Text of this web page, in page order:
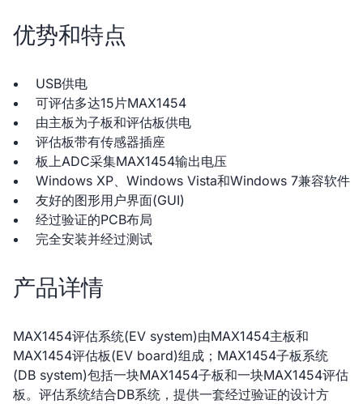
优势和特点
USB供电
可评估多达15片MAX1454
由主板为子板和评估板供电
评估板带有传感器插座
板上ADC采集MAX1454输出电压
Windows XP、Windows Vista和Windows 7兼容软件
友好的图形用户界面(GUI)
经过验证的PCB布局
完全安装并经过测试
产品详情
MAX1454评估系统(EV system)由MAX1454主板和
MAX1454评估板(EV board)组成；MAX1454子板系统
(DB system)包括一块MAX1454子板和一块MAX1454评估
板。评估系统结合DB系统，提供一套经过验证的设计方